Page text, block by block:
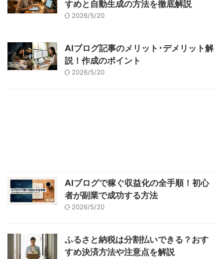
すめと自動生成の方法を徹底解説
2026/5/20
AIブログ記事のメリット･デメリット解
説！作成のポイント
2026/5/20
AIブログで稼ぐ収益化の全手順！初心
者が副業で成功する方法
2026/5/20
ふるさと納税は分割払いできる？おす
すめ決済方法や注意点を解説